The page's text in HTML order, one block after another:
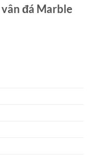
đá Marble